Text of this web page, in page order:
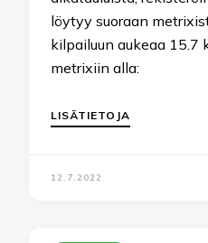
löytyy suoraan
kilpailuun aukeaa 15.7
metrixiin alla:
LISÄTIETOJA
12.7.2022